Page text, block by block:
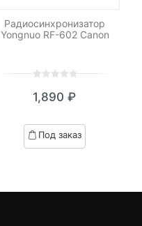
Радиосинхронизатор
Yongnuo RF-602 Canon
out
based
on
1,890 ₽
Под заказ